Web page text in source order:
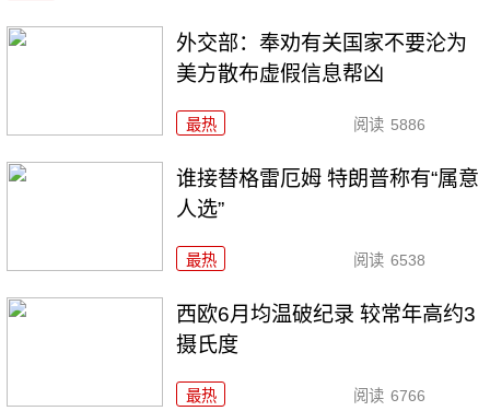
外交部：奉劝有关国家不要沦为
美方散布虚假信息帮凶
最热 阅读 5886
谁接替格雷厄姆 特朗普称有“属意
人选”
最热 阅读 6538
西欧6月均温破纪录 较常年高约3
摄氏度
最热 阅读 6766